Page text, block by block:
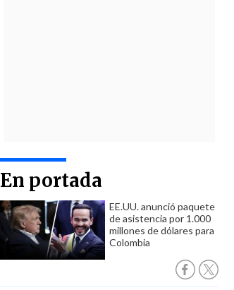
En portada
EE.UU. anunció paquete
de asistencia por 1.000
millones de dólares para
Colombia